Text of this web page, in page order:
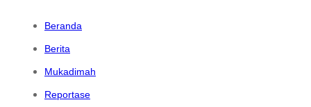
Beranda
Berita
Mukadimah
Reportase